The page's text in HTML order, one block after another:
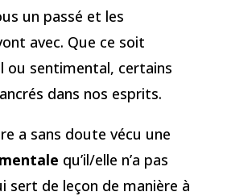
un passé et les
avec. Que ce soit
ou sentimental, certains
dans nos esprits.
a sans doute vécu une
qu’il/elle n’a pas
sert de leçon de manière à